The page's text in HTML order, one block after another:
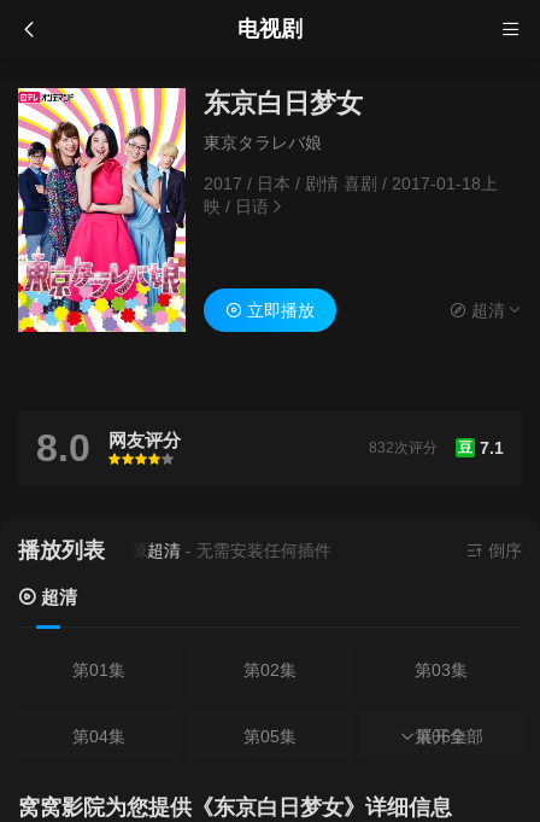
电视剧
东京白日梦女
東京タラレバ娘
2017 / 日本 / 剧情 喜剧/ 2017-01-18上
映 / 日语
立即播放 超清
8.0 网友评分
很差
较差还行推荐力荐
豆 7.1
832次评分
播放列表
当前资源来源 超清- 无需安装任何插件 倒序
超清
第01集 第02集 第03集
第04集 第05集 第06集
第07集 第08集 第09集
展开全部
窝窝影院为您提供《东京白日梦女》详细信息